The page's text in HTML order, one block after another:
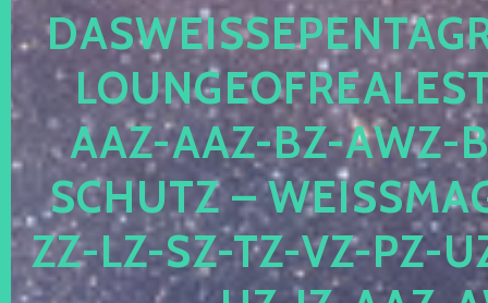
AZ-AAZ-BZ-AWZ-
CHUTZ –
-LZ-SZ-TZ-VZ-PZ-UZ-